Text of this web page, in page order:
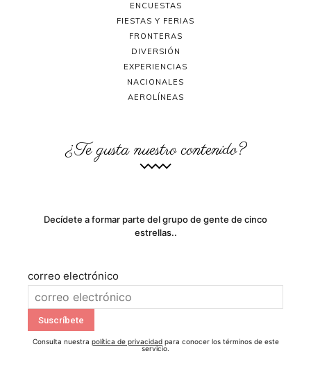
ENCUESTAS
FIESTAS Y FERIAS
FRONTERAS
DIVERSIÓN
EXPERIENCIAS
NACIONALES
AEROLÍNEAS
¿Te gusta nuestro contenido?
Decídete a formar parte del grupo de gente de cinco
estrellas..
correo electrónico
Consulta nuestra política de privacidadpara conocer los términos de este
servicio.